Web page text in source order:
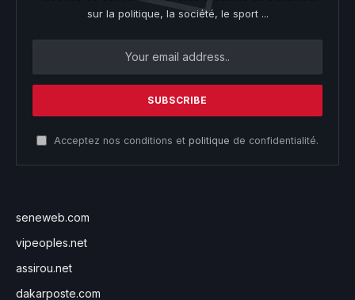
sur la politique, la société, le sport ...
Acceptez nos conditions et politique de confidentialité.
seneweb.com
vipeoples.net
assirou.net
dakarposte.com